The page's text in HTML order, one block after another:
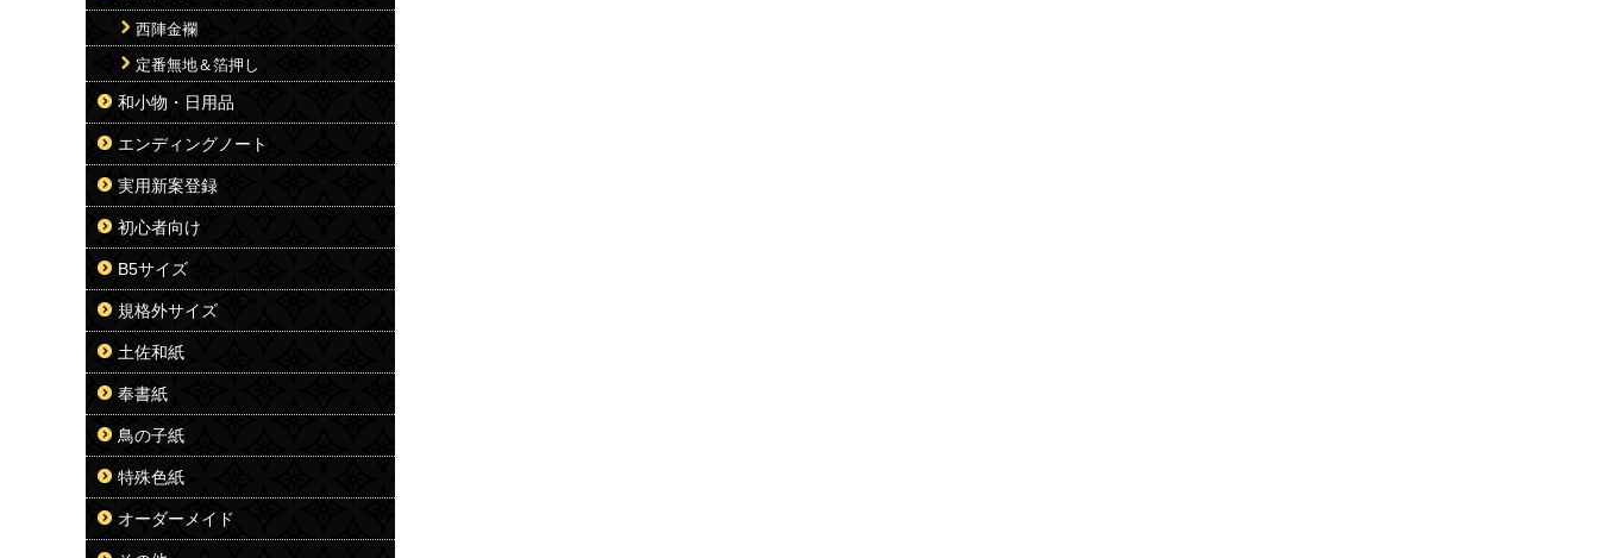
西陣金襴
定番無地＆箔押し
和小物・日用品
エンディングノート
実用新案登録
初心者向け
B5サイズ
規格外サイズ
土佐和紙
奉書紙
鳥の子紙
特殊色紙
オーダーメイド